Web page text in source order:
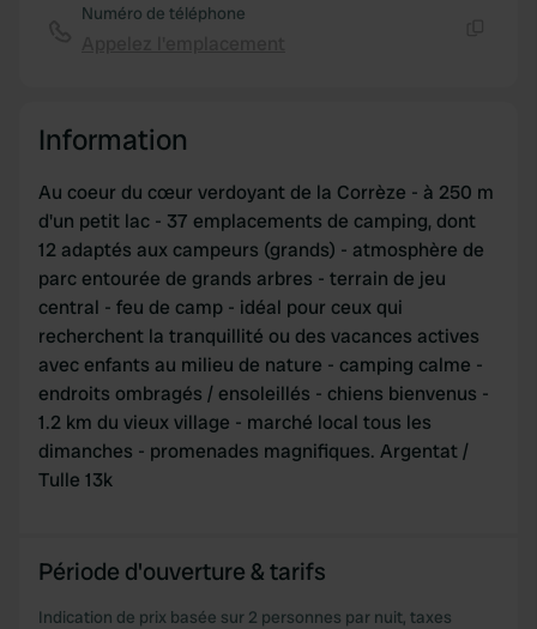
We also share information about your use of our site with
of their services.
Numéro de téléphone
Information
Au coeur du cœur verdoyant de la Corrèze - à 250 m
d'un petit lac - 37 emplacements de camping, dont
12 adaptés aux campeurs (grands) - atmosphère de
parc entourée de grands arbres - terrain de jeu
central - feu de camp - idéal pour ceux qui
recherchent la tranquillité ou des vacances actives
avec enfants au milieu de nature - camping calme -
endroits ombragés / ensoleillés - chiens bienvenus -
1.2 km du vieux village - marché local tous les
dimanches - promenades magnifiques. Argentat /
Tulle 13k
Période d'ouverture & tarifs
Indication de prix basée sur 2 personnes par nuit, taxes